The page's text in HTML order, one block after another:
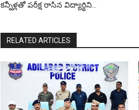
కన్నీళ్లతో పరీక్ష రాసిన విద్యార్థిని…
RELATED ARTICLES